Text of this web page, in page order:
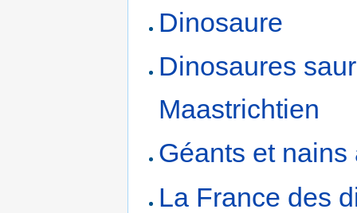
Dinosaure
Dinosaures
Maastrichtien
Géants et
La France des